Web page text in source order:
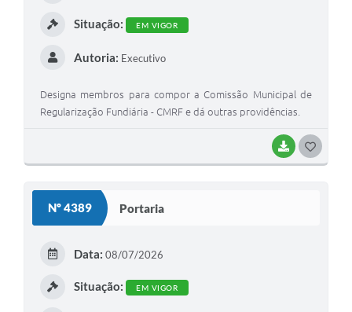
BAIXAR
Situação: EM VIGOR
Autoria: Executivo
Designa membros para compor a Comissão Municipal de
Regularização Fundiária - CMRF e dá outras providências.
Nº 4389 Portaria
Data: 08/07/2026
Situação: EM VIGOR